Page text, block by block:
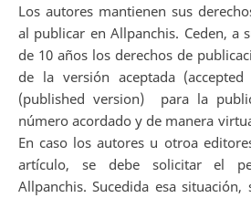
Los autores mantienen sus
al publicar en Allpanchis. Ceden, a
de 10 años los derechos de
de la versión aceptada
(published version) para la
número acordado y de manera
En caso los autores u otroa
artículo, se debe solicitar el
Allpanchis. Sucedida esa